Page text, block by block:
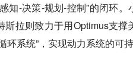
知-决策-规划-控制”的闭环
斯拉则致力于用Optimus支
环系统”，实现动力系统的可持